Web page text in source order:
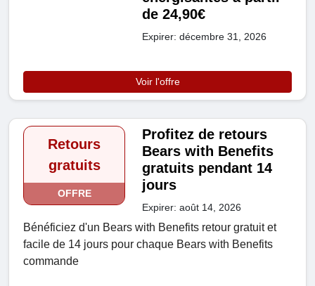
de 24,90€
Expirer: décembre 31, 2026
Voir l'offre
Retours
gratuits
OFFRE
Profitez de retours
Bears with Benefits
gratuits pendant 14
jours
Expirer: août 14, 2026
Bénéficiez d'un Bears with Benefits retour gratuit et
facile de 14 jours pour chaque Bears with Benefits
commande